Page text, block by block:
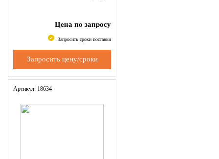
Цена по запросу
Запросить сроки поставки
Запросить цену/сроки
Артикул: 18634